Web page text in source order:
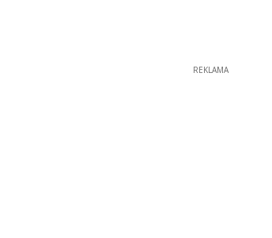
REKLAMA